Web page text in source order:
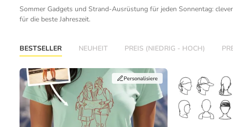
Sommer Gadgets und Strand-Ausrüstung für jeden Sonnentag:
für die beste Jahreszeit.
BESTSELLER NEUHEIT PREIS (NIEDRIG - HOCH)
Personalisiere